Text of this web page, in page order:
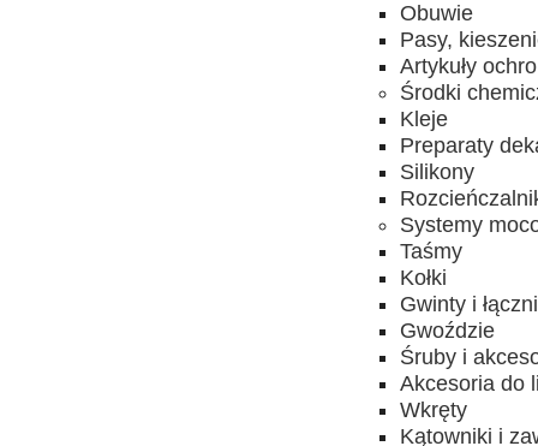
Obuwie
Pasy,
Artykuły
Środki
Kleje
Preparaty
Silikony
Systemy
Taśmy
Kołki
Gwinty i
Gwoździe
Śruby i
Akcesoria do
Wkręty
Kątowniki i